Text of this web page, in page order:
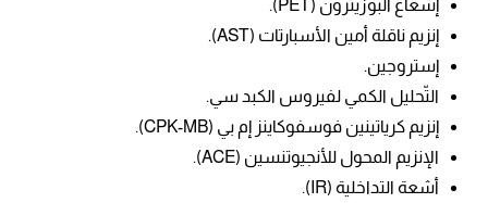
إشعاع البوزيترون (PET).
إنزيم ناقلة أمين الأسبارتات (AST).
إستروجين.
التّحليل الكمي لفيروس الكبد سي.
إنزيم كرياتينين فوسفوكاينز إم بي (CPK-MB).
الإنزيم المحول للأنجيوتنسين (ACE).
أشعة التداخلية (IR).